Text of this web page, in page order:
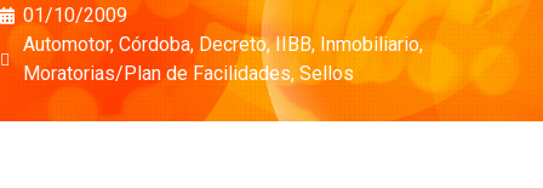
01/10/2009
Automotor, Córdoba, Decreto,IIBB, Inmobiliario,
Moratorias/Plan de Facilidades, Sellos